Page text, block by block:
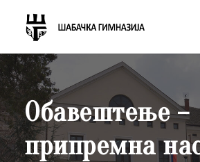
Обавештење –
припремна